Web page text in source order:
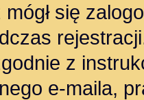
się
z
e-maila,